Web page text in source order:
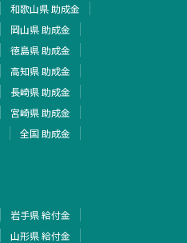
和歌山県 助成金
岡山県 助成金
徳島県 助成金
高知県 助成金
長崎県 助成金
宮崎県 助成金
全国 助成金
岩手県 給付金
山形県 給付金